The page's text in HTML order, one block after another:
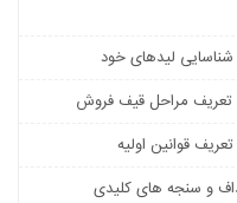
شناسایی لیدهای خود
تعریف مراحل قیف فروش
تعریف قوانین اولیه
و سنجه های کلیدی